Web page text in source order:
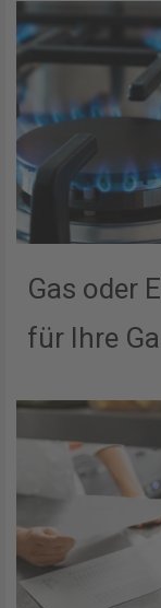
Gas oder
für Ihre